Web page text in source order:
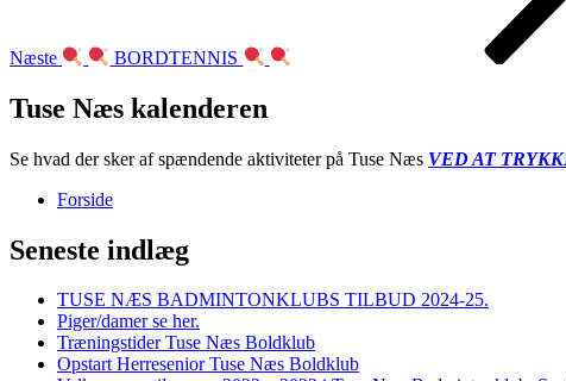
Næste BORDTENNIS
Tuse Næs kalenderen
Se hvad der sker af spændende aktiviteter på Tuse Næs VED AT
Forside
Seneste indlæg
TUSE NÆS BADMINTONKLUBS TILBUD 2024-25.
Piger/damer se her.
Træningstider Tuse Næs Boldklub
Opstart Herresenior Tuse Næs Boldklub